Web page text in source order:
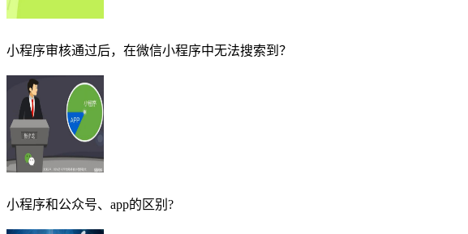
小程序审核通过后，在微信小程序中无法搜索到？
小程序和公众号、app的区别?